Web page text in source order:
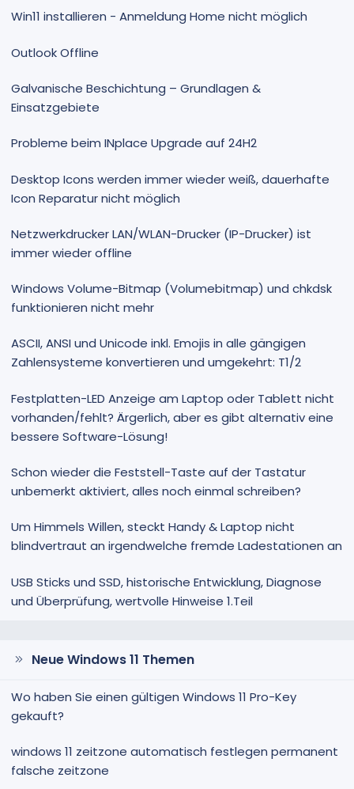
Win11 installieren - Anmeldung Home nicht möglich
Outlook Offline
Galvanische Beschichtung – Grundlagen &
Einsatzgebiete
Probleme beim INplace Upgrade auf 24H2
Desktop Icons werden immer wieder weiß, dauerhafte
Icon Reparatur nicht möglich
Netzwerkdrucker LAN/WLAN-Drucker (IP-Drucker) ist
immer wieder offline
Windows Volume-Bitmap (Volumebitmap) und chkdsk
funktionieren nicht mehr
ASCII, ANSI und Unicode inkl. Emojis in alle gängigen
Zahlensysteme konvertieren und umgekehrt: T1/2
Festplatten-LED Anzeige am Laptop oder Tablett nicht
vorhanden/fehlt? Ärgerlich, aber es gibt alternativ eine
bessere Software-Lösung!
Schon wieder die Feststell-Taste auf der Tastatur
unbemerkt aktiviert, alles noch einmal schreiben?
Um Himmels Willen, steckt Handy & Laptop nicht
blindvertraut an irgendwelche fremde Ladestationen an
USB Sticks und SSD, historische Entwicklung, Diagnose
und Überprüfung, wertvolle Hinweise 1.Teil
Neue Windows 11 Themen
Wo haben Sie einen gültigen Windows 11 Pro-Key
gekauft?
windows 11 zeitzone automatisch festlegen permanent
falsche zeitzone